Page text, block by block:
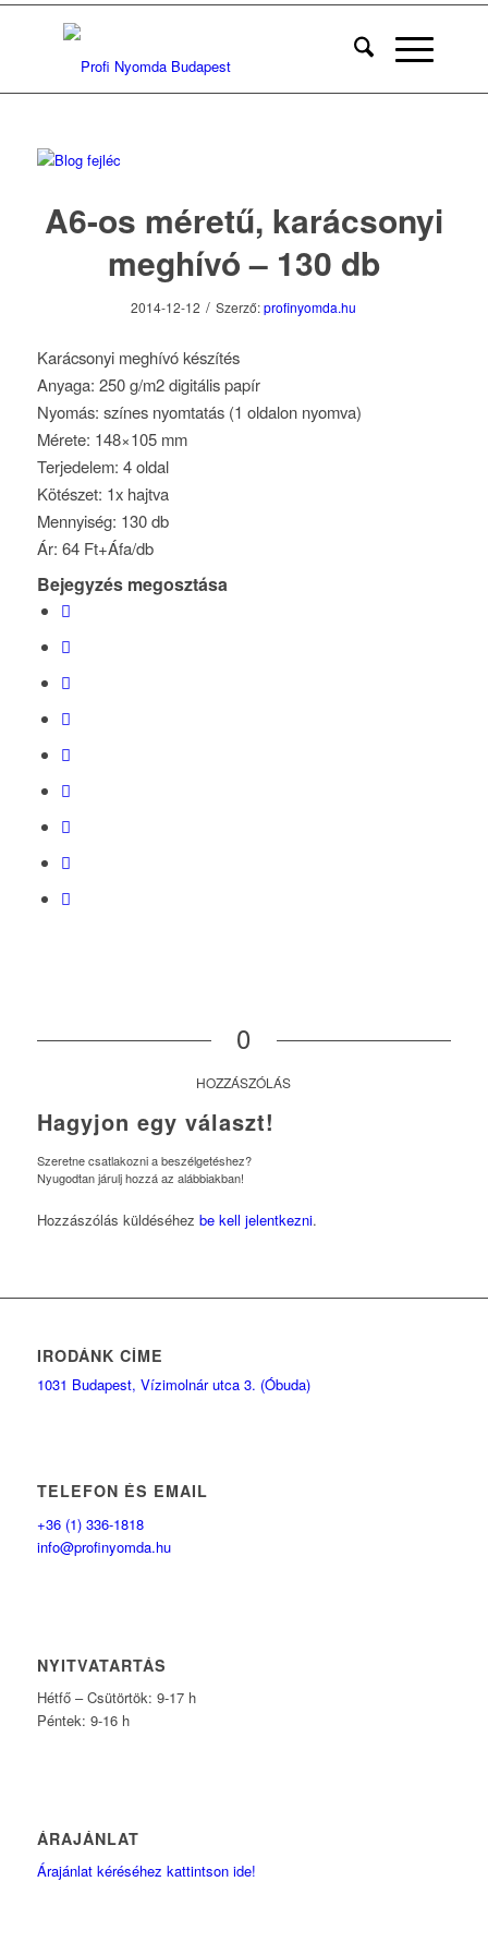
A6-os méretű, karácsonyi
meghívó – 130 db
2014-12-12 / Szerző:profinyomda.hu
Karácsonyi meghívó készítés
Anyaga: 250 g/m2 digitális papír
Nyomás: színes nyomtatás (1 oldalon nyomva)
Mérete: 148×105 mm
Terjedelem: 4 oldal
Kötészet: 1x hajtva
Mennyiség: 130 db
Ár: 64 Ft+Áfa/db
Bejegyzés megosztása
0
HOZZÁSZÓLÁS
Hagyjon egy választ!
Szeretne csatlakozni a beszélgetéshez?
Nyugodtan járulj hozzá az alábbiakban!
Hozzászólás küldéséhez be kell jelentkezni.
IRODÁNK CÍME
1031 Budapest, Vízimolnár utca 3. (Óbuda)
TELEFON ÉS EMAIL
+36 (1) 336-1818
info@profinyomda.hu
NYITVATARTÁS
Hétfő – Csütörtök: 9-17 h
Péntek: 9-16 h
ÁRAJÁNLAT
Árajánlat kéréséhez kattintson ide!